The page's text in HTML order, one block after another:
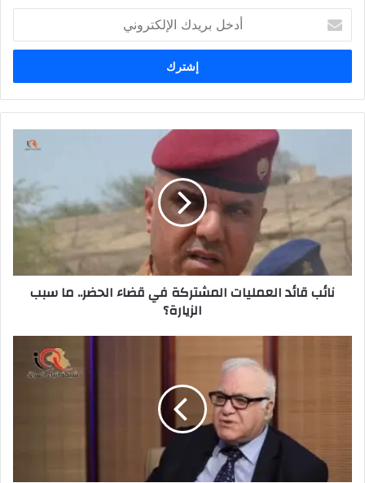
بريدك
الإلكتروني
العمليات
المشتركة
في
قضاء
الحضر..
سبب
الزيارة؟
نائب قائد العمليات المشتركة في قضاء الحضر.. ما سبب
الزيارة؟
صرف
الدولار